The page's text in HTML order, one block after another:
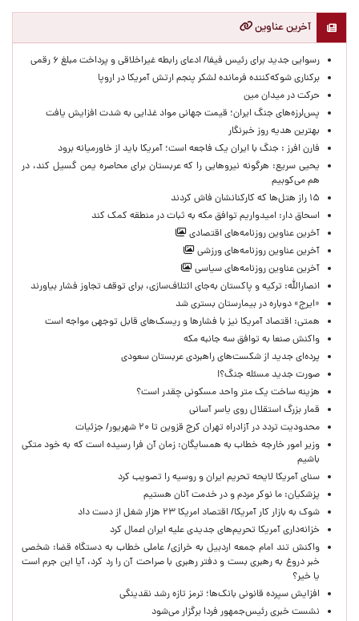
آخرین عناوین
رسوایی جدید برای رئیس فیفا/ ادعای رابطه غیراخلاقی و پرداخت مبلغ ۶ رقمی
برکناری شوکه‌کننده فرمانده لشکر پنجم ارتش آمریکا در اروپا
حركت در ميدان مين
پس‌لرزه‌های جنگ ایران؛ قیمت جهانی مواد غذایی به شدت افزایش یافت
بهترین هدیه روز خبرنگار
فارن افرز : جنگ با ایران یک فاجعه است؛ آمریکا باید از خاورمیانه برود
یحیی سریع: هرگونه نیروهایی را که عربستان برای محاصره یمن گسیل کند، در
هم می‌کوبیم
۱۵ راز هتل‌ها که کارکنانشان فاش کردند
اسحاق دار: امیدواریم توافق مکه به ثبات در منطقه کمک کند
آخرین عناوین روزنامه‌های اقتصادی
آخرین عناوین روزنامه‌های ورزشی
آخرین عناوین روزنامه‌های سیاسی
انصارالله: ترکیه و پاکستان به‌جای ائتلاف‌سازی، برای توقف تجاوز فشار بیاورند
«ایرج» دوباره در بیمارستان بستری شد
همتی: اقتصاد آمریکا نیز با فشارها و ریسک‌های قابل توجهی مواجه است
واکنش صنعا به توافق سه جانبه مکه
پرده‌ای جدید از شکست‌های راهبردی عربستان سعودی
صورت جدید مسئله جنگ؟!
هزینه ساخت یک متر واحد مسکونی چقدر است؟
قمار بزرگ استقلال روی یاسر آسانی
محدودیت تردد در آزادراه تهران کرج قزوین تا ۲۰ شهریور/ جزئیات
وزیر امور خارجه خطاب به همسایگان: زمان آن فرا رسیده است که به خود متکی
باشیم
سنای آمریکا لایحه تحریم ایران و روسیه را تصویب کرد
پزشکیان: ما نوکر مردم و در خدمت آنان هستیم
شوک به بازار کار آمریکا/ اقتصاد امریکا ۲۳ هزار شغل از دست داد
خزانه‌داری آمریکا تحریم‌های جدیدی علیه ایران اعمال کرد
واکنش تند امام جمعه اردبیل به خرازی/ عاملی خطاب به دستگاه قضا: شخصی
خبر دروغ به رهبری بست و دفتر رهبری با صراحت آن را رد کرد، آیا این جرم است
یا خیر؟
افزایش سپرده قانونی بانک‌ها؛ ترمز تازه رشد نقدینگی
نشست خبری رئیس‌جمهور فردا برگزار می‌شود